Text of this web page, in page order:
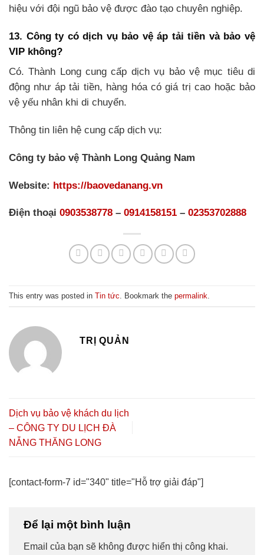
hiệu với đội ngũ bảo vệ được đào tạo chuyên nghiệp.
13. Công ty có dịch vụ bảo vệ áp tải tiền và bảo vệ
VIP không?
Có. Thành Long cung cấp dịch vụ bảo vệ mục tiêu di
động như áp tải tiền, hàng hóa có giá trị cao hoặc bảo
vệ yếu nhân khi di chuyển.
Thông tin liên hệ cung cấp dịch vụ:
Công ty bảo vệ Thành Long Quảng Nam
Website: https://baovedanang.vn
Điện thoại 0903538778 – 0914158151 – 02353702888
This entry was posted in Tin tức . Bookmark the permalink
TRỊ QUẢN
Dịch vụ bảo vệ khách du lịch
– CÔNG TY DU LỊCH ĐÀ
NẴNG THĂNG LONG
[contact-form-7 id="340" title="Hỗ trợ giải đáp"]
Để lại một bình luận
Email của bạn sẽ không được hiển thị công khai.